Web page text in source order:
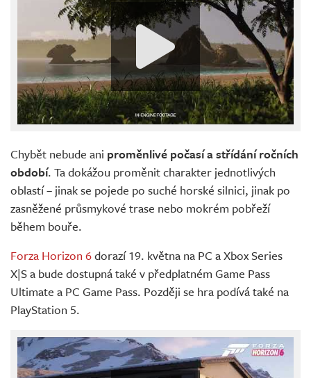
Chybět nebude ani proměnlivé počasí a střídání ročních
období. Ta dokážou proměnit charakter jednotlivých
oblastí – jinak se pojede po suché horské silnici, jinak po
zasněžené průsmykové trase nebo mokrém pobřeží
během bouře.
Forza Horizon 6dorazí 19. května na PC a Xbox Series
X|S a bude dostupná také v předplatném Game Pass
Ultimate a PC Game Pass. Později se hra podívá také na
PlayStation 5.